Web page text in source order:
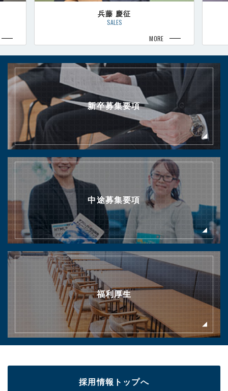
兵藤 慶征
SALES
MORE
新卒募集要項
中途募集要項
福利厚生
採用情報トップへ